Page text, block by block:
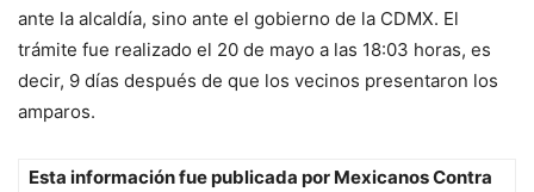
ante la alcaldía, sino ante el gobierno de la CDMX. El
trámite fue realizado el 20 de mayo a las 18:03 horas, es
decir, 9 días después de que los vecinos presentaron los
amparos.
Esta información fue publicada por Mexicanos Contra